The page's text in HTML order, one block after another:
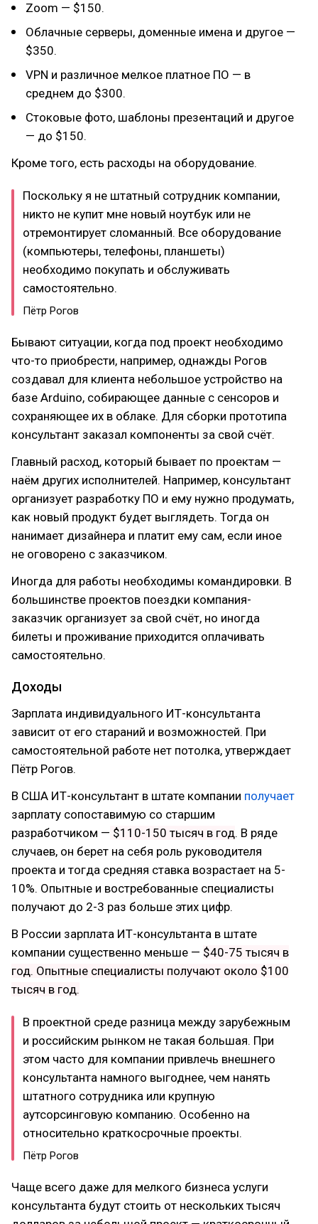
Zoom — $150.
Облачные серверы, доменные имена и другое —
$350.
VPN и различное мелкое платное ПО — в
среднем до $300.
Стоковые фото, шаблоны презентаций и другое
— до $150.
Кроме того, есть расходы на оборудование.
Поскольку я не штатный сотрудник компании,
никто не купит мне новый ноутбук или не
отремонтирует сломанный. Все оборудование
(компьютеры, телефоны, планшеты)
необходимо покупать и обслуживать
самостоятельно.
Пётр Рогов
Бывают ситуации, когда под проект необходимо
что-то приобрести, например, однажды Рогов
создавал для клиента небольшое устройство на
базе Arduino, собирающее данные с сенсоров и
сохраняющее их в облаке. Для сборки прототипа
консультант заказал компоненты за свой счёт.
Главный расход, который бывает по проектам —
наём других исполнителей. Например, консультант
организует разработку ПО и ему нужно продумать,
как новый продукт будет выглядеть. Тогда он
нанимает дизайнера и платит ему сам, если иное
не оговорено с заказчиком.
Иногда для работы необходимы командировки. В
большинстве проектов поездки компания-
заказчик организует за свой счёт, но иногда
билеты и проживание приходится оплачивать
самостоятельно.
Доходы
Зарплата индивидуального ИТ-консультанта
зависит от его стараний и возможностей. При
самостоятельной работе нет потолка, утверждает
Пётр Рогов.
В США ИТ-консультант в штате компании получает
зарплату сопоставимую со старшим
разработчиком — $110-150 тысяч в год. В ряде
случаев, он берет на себя роль руководителя
проекта и тогда средняя ставка возрастает на 5-
10%. Опытные и востребованные специалисты
получают до 2-3 раз больше этих цифр.
В России зарплата ИТ-консультанта в штате
компании существенно меньше — $40-75 тысяч в
год. Опытные специалисты получают около $100
тысяч в год.
В проектной среде разница между зарубежным
и российским рынком не такая большая. При
этом часто для компании привлечь внешнего
консультанта намного выгоднее, чем нанять
штатного сотрудника или крупную
аутсорсинговую компанию. Особенно на
относительно краткосрочные проекты.
Пётр Рогов
Чаще всего даже для мелкого бизнеса услуги
консультанта будут стоить от нескольких тысяч